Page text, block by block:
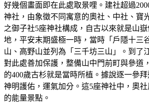
好幾個畫面即在此處取景哩。建社超過
神社，由象徵不同寓意的奧社、中社、寶
之御子社5座神社構成，自古以來就是山
地，平安末期盛極一時，當時「戶隱十三
山、高野山並列為「三千坊三山」。到了
對此處善加保護，整備山中門前町與參道
的400歲古杉就是當時所植。據說逐一參
神明護佑，運氣加分。這5座神社中，奧
的能量景點。